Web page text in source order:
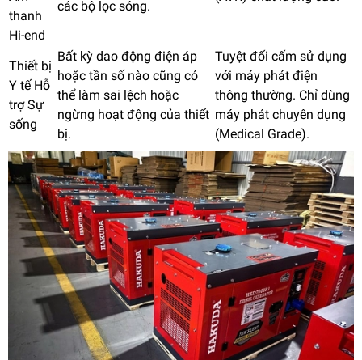
thanh
Hi-end
các bộ lọc sóng.
Thiết bị
Y tế Hỗ
trợ Sự
sống
Bất kỳ dao động điện áp
hoặc tần số nào cũng có
thể làm sai lệch hoặc
ngừng hoạt động của thiết
bị.
Tuyệt đối cấm sử dụng
với máy phát điện
thông thường. Chỉ dùng
máy phát chuyên dụng
(Medical Grade).